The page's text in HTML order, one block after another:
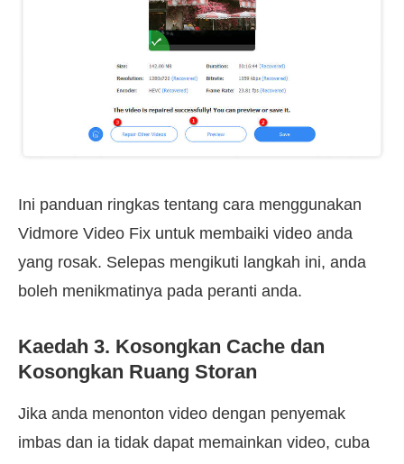
Ini panduan ringkas tentang cara menggunakan
Vidmore Video Fix untuk membaiki video anda
yang rosak. Selepas mengikuti langkah ini, anda
boleh menikmatinya pada peranti anda.
Kaedah 3. Kosongkan Cache dan
Kosongkan Ruang Storan
Jika anda menonton video dengan penyemak
imbas dan ia tidak dapat memainkan video, cuba